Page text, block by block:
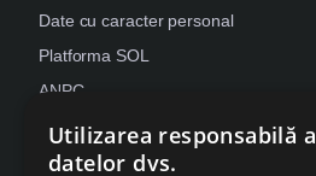
Date cu caracter personal
Platforma SOL
ANPC
Despre Cookies
Retragere din contract
Utilizarea responsabilă a
datelor dvs.